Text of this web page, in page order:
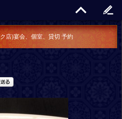
店)宴会、個室、貸切 予約